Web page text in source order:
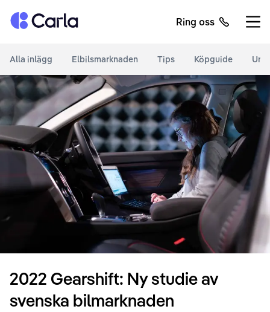
Tillbaka till startsidan Ring oss
Alla inlägg Elbilsmarknaden Tips Köpguide
2022 Gearshift: Ny studie av
svenska bilmarknaden